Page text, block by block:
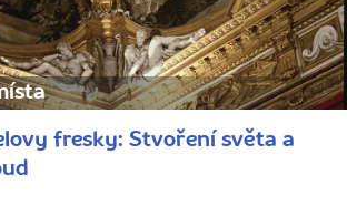
fresky: Stvoření světa a